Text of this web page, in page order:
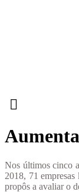
Nos últimos cinco
2018, 71
propôs a avaliar o